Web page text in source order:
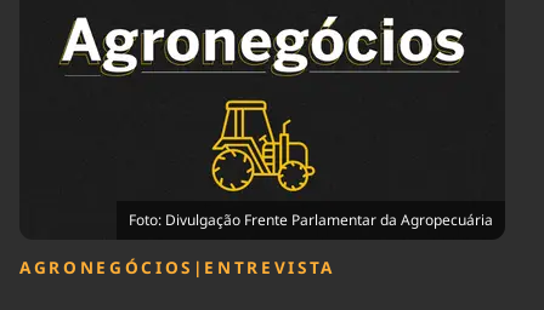
Brasil Mineral
Ciência &
Tecnologia
Economia
Educação
Infraestrutura
Internacional
Política
Saúde
Tempo
Foto: Divulgação Frente Parlamentar da Agropecuária
AGRONEGÓCIOS | ENTREVISTA